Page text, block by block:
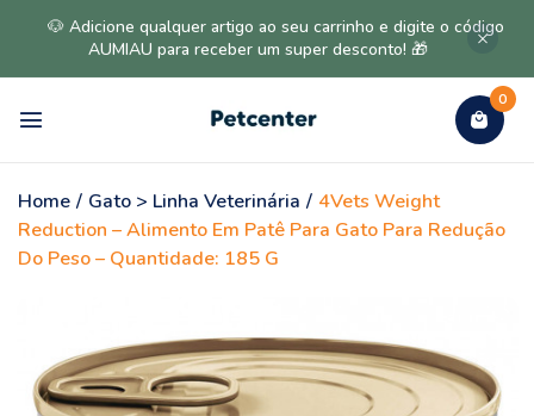
🐶 Adicione qualquer artigo ao seu carrinho e digite o código
AUMIAU para receber um super desconto! 🎁
0
Home / Gato > Linha Veterinária / 4Vets Weight
Reduction – Alimento Em Patê Para Gato Para Redução
Do Peso – Quantidade: 185 G